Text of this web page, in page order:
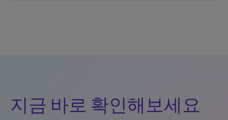
지금 바로 확인해보세요